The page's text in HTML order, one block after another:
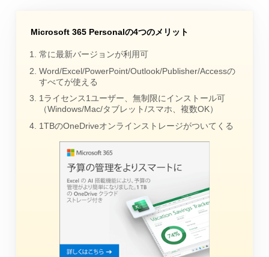
Microsoft 365 Personalの4つのメリット
常に最新バージョンが利用可
Word/Excel/PowerPoint/Outlook/Publisher/Accessの
すべてが使える
1ライセンス1ユーザー、無制限にインストール可
（Windows/Mac/タブレット/スマホ、複数OK）
1TBのOneDriveオンラインストレージがついてくる